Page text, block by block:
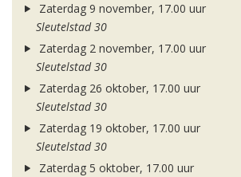
Zaterdag 9 november, 17.00 uur
Sleutelstad 30
Zaterdag 2 november, 17.00 uur
Sleutelstad 30
Zaterdag 26 oktober, 17.00 uur
Sleutelstad 30
Zaterdag 19 oktober, 17.00 uur
Sleutelstad 30
Zaterdag 5 oktober, 17.00 uur